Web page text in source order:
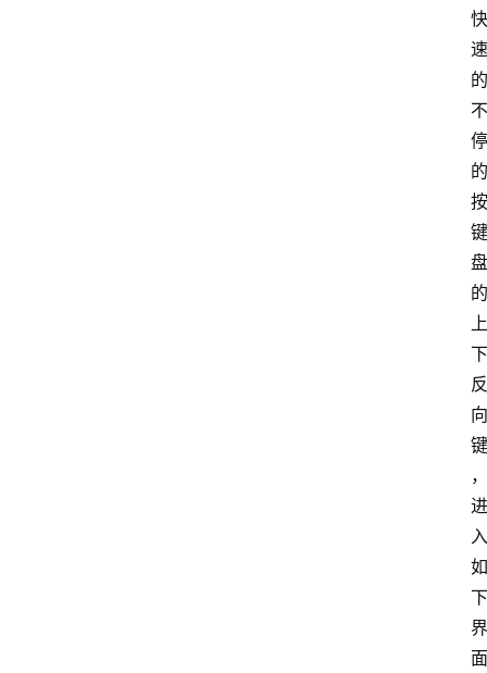
快
速
的
不
停
的
按
键
盘
的
上
下
反
向
键
，
进
入
如
下
界
面